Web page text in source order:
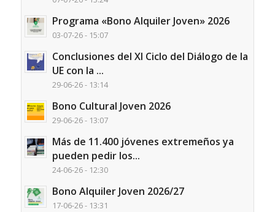
Programa «Bono Alquiler Joven» 2026
03-07-26 - 15:07
Conclusiones del XI Ciclo del Diálogo de la
UE con la ...
29-06-26 - 13:14
Bono Cultural Joven 2026
29-06-26 - 13:07
Más de 11.400 jóvenes extremeños ya
pueden pedir los...
24-06-26 - 12:30
Bono Alquiler Joven 2026/27
17-06-26 - 13:31